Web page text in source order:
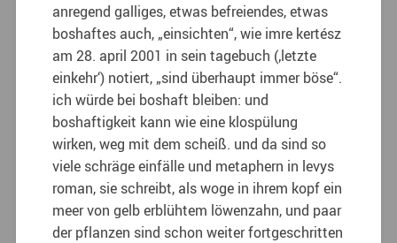
anregend galliges, etwas befreiendes, etwas
boshaftes auch, „einsichten“, wie imre kertész
am 28. april 2001 in sein tagebuch (‚letzte
einkehr‘) notiert, „sind überhaupt immer böse“.
ich würde bei boshaft bleiben: und
boshaftigkeit kann wie eine klospülung
wirken, weg mit dem scheiß. und da sind so
viele schräge einfälle und metaphern in levys
roman, sie schreibt, als woge in ihrem kopf ein
meer von gelb erblühtem löwenzahn, und paar
der pflanzen sind schon weiter fortgeschritten